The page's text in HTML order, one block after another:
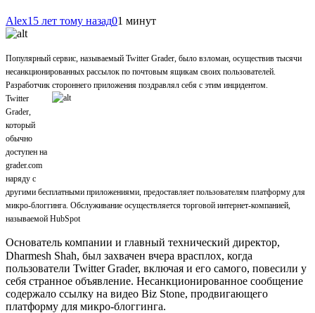
Alex15 лет тому назад01 минут
Популярный сервис, называемый Twitter Grader, было взломан, осуществив тысячи
несанкционированных рассылок по почтовым ящикам своих пользователей.
Разработчик стороннего приложения поздравлял себя с этим инцидентом.
Twitter
Grader,
который
обычно
доступен на
grader.com
наряду с
другими бесплатными приложениями, предоставляет пользователям платформу для
микро-блоггинга. Обслуживание осуществляется торговой интернет-компанией,
называемой HubSpot
Основатель компании и главный технический директор,
Dharmesh Shah, был захвачен вчера врасплох, когда
пользователи Twitter Grader, включая и его самого, повесили у
себя странное объявление. Несанкционированное сообщение
содержало ссылку на видео Biz Stone, продвигающего
платформу для микро-блоггинга.